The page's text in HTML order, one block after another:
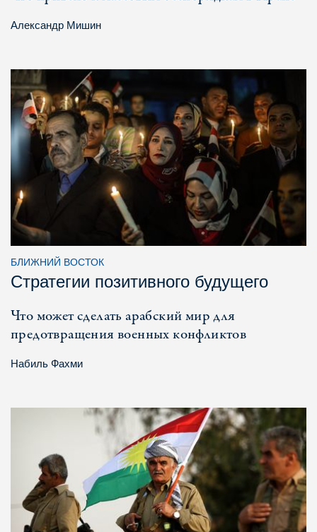
Александр Мишин
БЛИЖНИЙ ВОСТОК
Стратегии позитивного будущего
Что может сделать арабский мир для
предотвращения военных конфликтов
Набиль Фахми